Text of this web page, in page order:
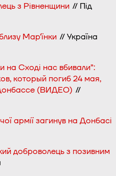
з Рівненщини // Під
Мар’їнки // Україна
на Сході нас вбивали”:
который погиб 24 мая,
(ВИДЕО) //
армії загинув на Донбасі
доброволець з позивним